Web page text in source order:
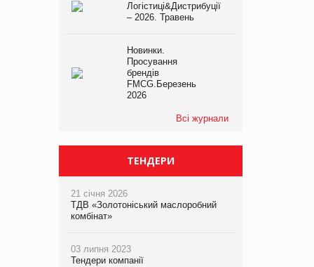
Логістиці&Дистрибуції
– 2026. Травень
Новинки.
Просування
брендів
FMCG.Березень
2026
Всі журнали
ТЕНДЕРИ
21 січня 2026
ТДВ «Золотоніський маслоробний
комбінат»
03 липня 2023
Тендери компанії